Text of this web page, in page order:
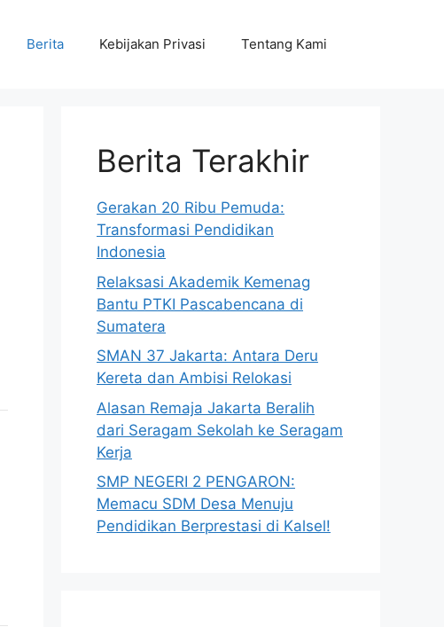
Berita Kebijakan Privasi Tentang Kami
Berita Terakhir
Gerakan 20 Ribu Pemuda:
Transformasi Pendidikan
Indonesia
Relaksasi Akademik Kemenag
Bantu PTKI Pascabencana di
Sumatera
SMAN 37 Jakarta: Antara Deru
Kereta dan Ambisi Relokasi
Alasan Remaja Jakarta Beralih
dari Seragam Sekolah ke Seragam
Kerja
SMP NEGERI 2 PENGARON:
Memacu SDM Desa Menuju
Pendidikan Berprestasi di Kalsel!